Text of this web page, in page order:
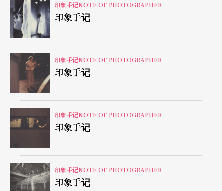
印象手记NOTE OF PHOTOGRAPHER
印象手记
印象手记NOTE OF PHOTOGRAPHER
印象手记
印象手记NOTE OF PHOTOGRAPHER
印象手记
印象手记NOTE OF PHOTOGRAPHER
印象手记